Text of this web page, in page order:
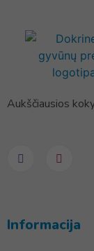
Aukščiausios
Informacija